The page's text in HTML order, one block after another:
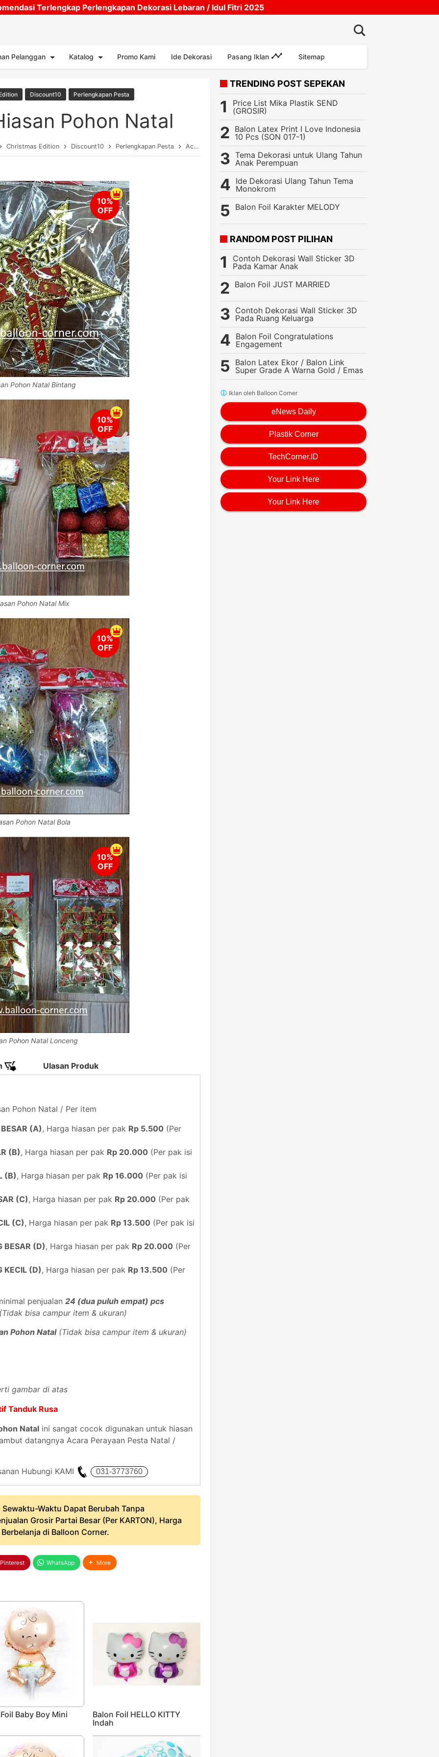
Skip to main content
Terlengkap Perlengkapan Dekorasi Lebaran / Idul Fitri 2025
Pelanggan Katalog Promo Kami Ide Dekorasi Pasang Iklan Sitemap
Discount10 Perlengkapan Pesta
Pohon Natal
Christmas Edition Discount10 Perlengkapan Pesta Accessories / Hiasan Pohon Natal
Pohon Natal Bintang
Pohon Natal Mix
Pohon Natal Bola
Pohon Natal Lonceng
Pohon Natal / Per item
(A), Harga hiasan per pak Rp 5.500 (Per
(B), Harga hiasan per pak Rp 20.000 (Per pak isi
(B), Harga hiasan per pak Rp 16.000 (Per pak isi
(C), Harga hiasan per pak Rp 20.000 (Per pak
(C), Harga hiasan per pak Rp 13.500 (Per pak isi
BESAR (D), Harga hiasan per pak Rp 20.000 (Per
KECIL (D), Harga hiasan per pak Rp 13.500 (Per
penjualan 24 (dua puluh empat) pcs
bisa campur item & ukuran)
Pohon Natal(Tidak bisa campur item & ukuran)
gambar di atas
Tanduk Rusa
Natal ini sangat cocok digunakan untuk hiasan
datangnya Acara Perayaan Pesta Natal /
Hubungi KAMI
Ulasan Produk
Waktu Dapat Berubah Tanpa
Grosir Partai Besar (Per KARTON), Harga
di Balloon Corner.
Pinterest WhatsApp More
Baby Boy Mini
Balon Foil HELLO KITTY
Indah
TRENDING POST SEPEKAN
Price List Mika Plastik SEND
(GROSIR)
Balon Latex Print I Love Indonesia
10 Pcs (SON 017-1)
Tema Dekorasi untuk Ulang Tahun
Anak Perempuan
Ide Dekorasi Ulang Tahun Tema
Monokrom
Balon Foil Karakter MELODY
RANDOM POST PILIHAN
Contoh Dekorasi Wall Sticker 3D
Pada Kamar Anak
Balon Foil JUST MARRIED
Contoh Dekorasi Wall Sticker 3D
Pada Ruang Keluarga
Balon Foil Congratulations
Engagement
Balon Latex Ekor / Balon Link
Super Grade A Warna Gold / Emas
eNews Daily
Plastik Corner
TechCorner.ID
Your Link Here
Your Link Here
Iklan oleh Balloon Corner